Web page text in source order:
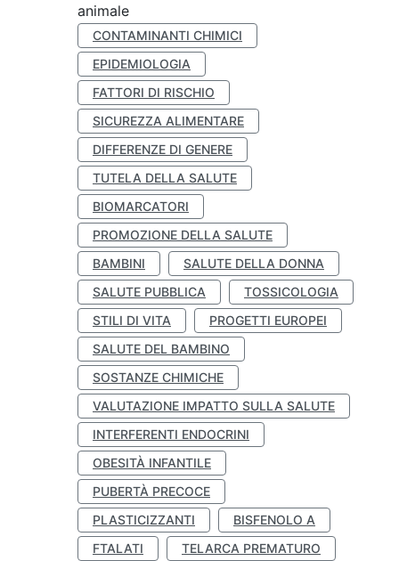
animale
CONTAMINANTI CHIMICI
EPIDEMIOLOGIA
FATTORI DI RISCHIO
SICUREZZA ALIMENTARE
DIFFERENZE DI GENERE
TUTELA DELLA SALUTE
BIOMARCATORI
PROMOZIONE DELLA SALUTE
BAMBINI
SALUTE DELLA DONNA
SALUTE PUBBLICA
TOSSICOLOGIA
STILI DI VITA
PROGETTI EUROPEI
SALUTE DEL BAMBINO
SOSTANZE CHIMICHE
VALUTAZIONE IMPATTO SULLA SALUTE
INTERFERENTI ENDOCRINI
OBESITÀ INFANTILE
PUBERTÀ PRECOCE
PLASTICIZZANTI
BISFENOLO A
FTALATI
TELARCA PREMATURO